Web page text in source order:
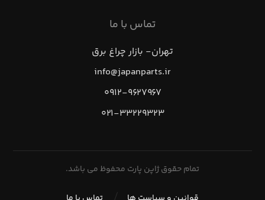
تماس با ما
تهران- بازار چراغ برق
info@japanparts.ir
۰۹۱۲-۹۶۲۷۹۶۷
۰۲۱-۳۳۲۲۹۳۲۳
تمام حقوق ژاپن پارت محفوظ می باشد.